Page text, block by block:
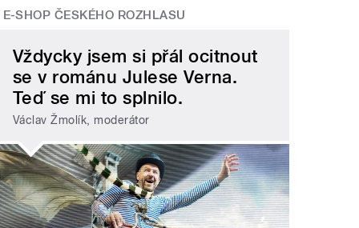
E-SHOP ČESKÉHO ROZHLASU
Vždycky jsem si přál ocitnout
se v románu Julese Verna.
Teď se mi to splnilo.
Václav Žmolík, moderátor